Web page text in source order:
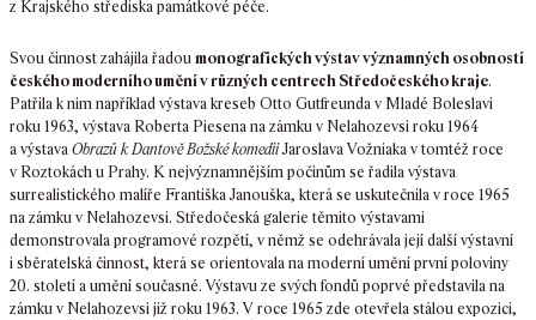
z Krajského střediska památkové péče.
Svou činnost zahájila řadou monografických výstav významných osobností
českého moderního umění v různých centrech Středočeského kraje.
Patřila k nim například výstava kreseb Otto Gutfreunda v Mladé Boleslavi
roku 1963, výstava Roberta Piesena na zámku v Nelahozevsi roku 1964
a výstava Obrazů k Dantově Božské komediiJaroslava Vožniaka v tomtéž roce
v Roztokách u Prahy. K nejvýznamnějším počinům se řadila výstava
surrealistického malíře Františka Janouška, která se uskutečnila v roce 1965
na zámku v Nelahozevsi. Středočeská galerie těmito výstavami
demonstrovala programové rozpětí, v němž se odehrávala její další výstavní
i sběratelská činnost, která se orientovala na moderní umění první poloviny
20. století a umění současné. Výstavu ze svých fondů poprvé představila na
zámku v Nelahozevsi již roku 1963. V roce 1965 zde otevřela stálou expozici,